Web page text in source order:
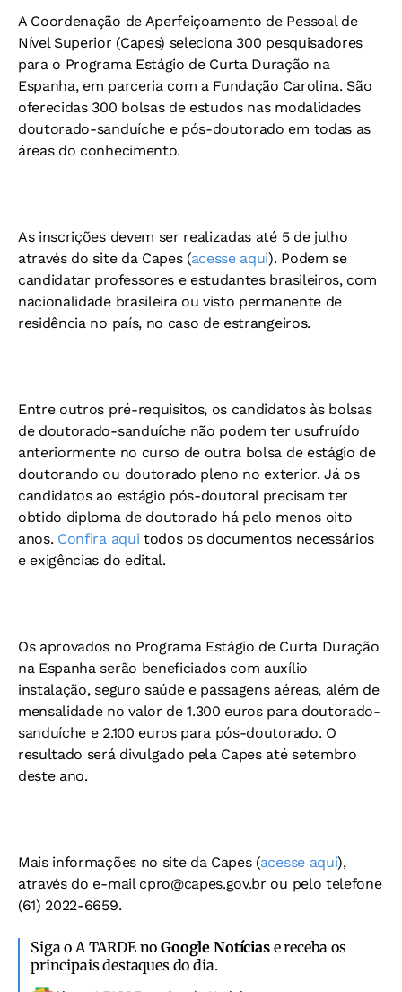
A Coordenação de Aperfeiçoamento de Pessoal de
Nível Superior (Capes) seleciona 300 pesquisadores
para o Programa Estágio de Curta Duração na
Espanha, em parceria com a Fundação Carolina. São
oferecidas 300 bolsas de estudos nas modalidades
doutorado-sanduíche e pós-doutorado em todas as
áreas do conhecimento.
As inscrições devem ser realizadas até 5 de julho
através do site da Capes (acesse aqui). Podem se
candidatar professores e estudantes brasileiros, com
nacionalidade brasileira ou visto permanente de
residência no país, no caso de estrangeiros.
Entre outros pré-requisitos, os candidatos às bolsas
de doutorado-sanduíche não podem ter usufruído
anteriormente no curso de outra bolsa de estágio de
doutorando ou doutorado pleno no exterior. Já os
candidatos ao estágio pós-doutoral precisam ter
obtido diploma de doutorado há pelo menos oito
anos. Confira aqui todos os documentos necessários
e exigências do edital.
Os aprovados no Programa Estágio de Curta Duração
na Espanha serão beneficiados com auxílio
instalação, seguro saúde e passagens aéreas, além de
mensalidade no valor de 1.300 euros para doutorado-
sanduíche e 2.100 euros para pós-doutorado. O
resultado será divulgado pela Capes até setembro
deste ano.
Mais informações no site da Capes (acesse aqui),
através do e-mail cpro@capes.gov.br ou pelo telefone
(61) 2022-6659.
Siga o A TARDE noGoogle Notíciase receba os
principais destaques do dia.